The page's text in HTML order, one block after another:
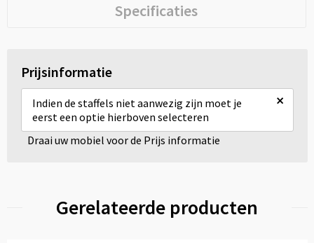
Specificaties
Prijsinformatie
Indien de staffels niet aanwezig zijn moet je
eerst een optie hierboven selecteren
×
Draai uw mobiel voor de Prijs informatie
Gerelateerde producten